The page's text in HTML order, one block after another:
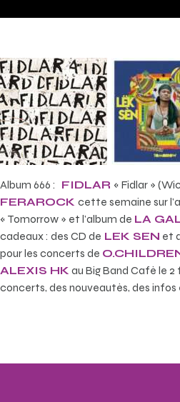
Album 666 : FIDLAR « Fidlar »
FERAROCK cette semaine sur
« Tomorrow » et l’album de LA
cadeaux : des CD de LEK SEN et
pour les concerts de
ALEXIS HK au Big Band Café le
concerts, des nouveautés, des